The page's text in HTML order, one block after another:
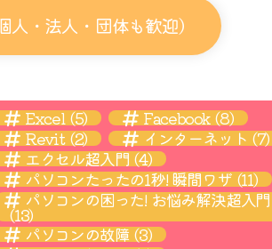
人・法人・団体も歓迎）
Excel(5) Facebook(8)
Revit(2) インターネット(7)
エクセル超入門(4)
パソコンたったの1秒! 瞬間ワザ(11)
パソコンの困った! お悩み解決超入門
(13)
パソコンの故障(3)